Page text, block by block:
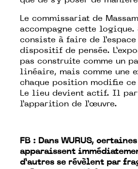
Le commissariat de
accompagne cette logique.
consiste à faire de
dispositif de pensée.
pas construite comme un
linéaire, mais comme une
chaque position modifie ce
Le lieu devient actif. Il
l’apparition de l’œuvre.
FB : Dans WURUS,
apparaissent
d’autres se révèlent par